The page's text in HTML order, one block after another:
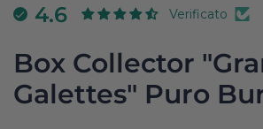
4.6 Verificato
Box Collector
Galettes" Puro